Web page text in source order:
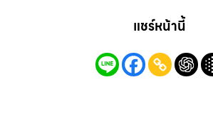
แชร์หน้านี้